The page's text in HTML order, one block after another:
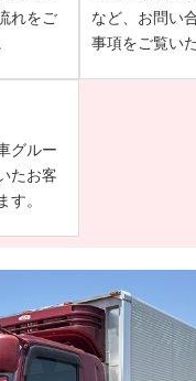
れをご
など、お問い
事項をご覧い
グルー
たお客
す。